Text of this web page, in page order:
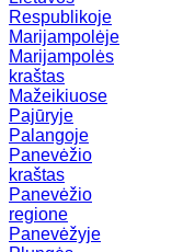
Respublikoje
Marijampolėje
Marijampolės
kraštas
Mažeikiuose
Pajūryje
Palangoje
Panevėžio
kraštas
Panevėžio
regione
Panevėžyje